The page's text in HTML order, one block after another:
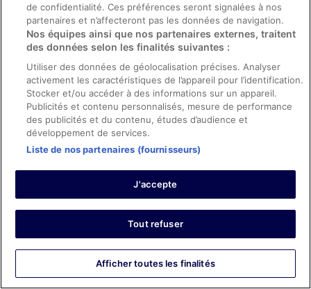
Afficher tous les avis
Hôtels
Châteaux Lamotte-Beuvron
ILY Hôtels & Spa la Rosière
Île de Ré : Hôtels avec terrains de tennis
Logis Hôtel Spa Chez Camillou
Tour Part-Dieu : les hôtels à proximité
Novotel Roissy Saint-Witz
Hotel Sirmione Terme
Chambres d’hôtes Toulouse
Belgique : les hôtels
Cabanes dans les arbres Puy du Fou
Munduk : les hôtels
de confidentialité. Ces préférences seront signalées à nos
partenaires et n’affecteront pas les données de navigation.
Nos équipes ainsi que nos partenaires externes, traitent
des données selon les finalités suivantes :
Utiliser des données de géolocalisation précises. Analyser
activement les caractéristiques de l’appareil pour l’identification.
Stocker et/ou accéder à des informations sur un appareil.
Publicités et contenu personnalisés, mesure de performance
des publicités et du contenu, études d’audience et
développement de services.
Liste de nos partenaires (fournisseurs)
J'accepte
Tout refuser
Afficher toutes les finalités